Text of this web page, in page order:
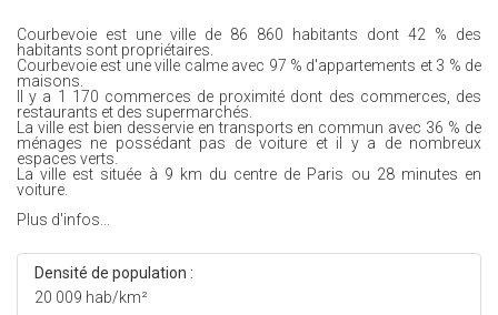
Courbevoie est une ville de 86 860 habitants dont 42 % des
habitants sont propriétaires.
Courbevoie est une ville calme avec 97 % d'appartements et 3 % de
maisons.
Il y a 1 170 commerces de proximité dont des commerces, des
restaurants et des supermarchés.
La ville est bien desservie en transports en commun avec 36 % de
ménages ne possédant pas de voiture et il y a de nombreux
espaces verts.
La ville est située à 9 km du centre de Paris ou 28 minutes en
voiture.
Plus d'infos...
Densité de population :
20 009 hab/km²